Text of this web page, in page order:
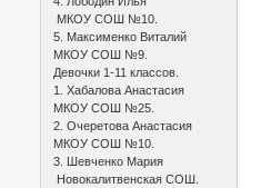
МКОУ СОШ №10.
5. Максименко Виталий
МКОУ СОШ №9.
Девочки 1-11 классов.
1. Хабалова Анастасия
МКОУ СОШ №25.
2. Очеретова Анастасия
МКОУ СОШ №10.
3. Шевченко Мария
Новокалитвенская СОШ.